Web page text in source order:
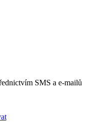
SMS a e-mailů